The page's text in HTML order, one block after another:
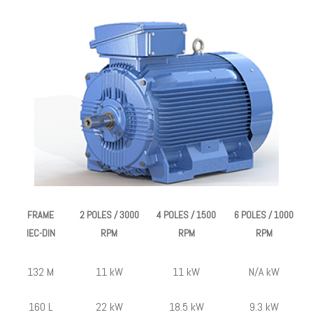
FRAME
IEC-DIN
2 POLES / 3000
RPM
4 POLES / 1500
RPM
6 POLES / 1000
RPM
132 M 11 kW 11 kW N/A kW
160 L 22 kW 18.5 kW 9.3 kW